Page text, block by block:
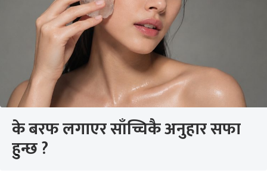
के बरफ लगाएर साँच्चिकै अनुहार सफा
हुन्छ ?